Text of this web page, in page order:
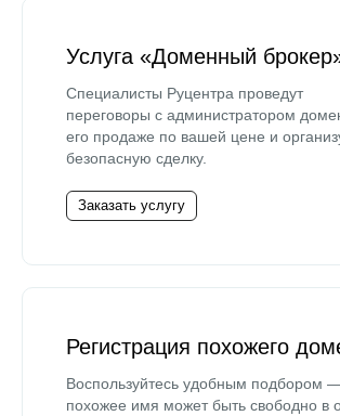
Услуга «Доменный
Специалисты Руцентра проведут
переговоры с администратором
его продаже по вашей цене и
безопасную сделку.
Заказать услугу
Регистрация похожего
Воспользуйтесь удобным подбором
похожее имя может быть свободно в